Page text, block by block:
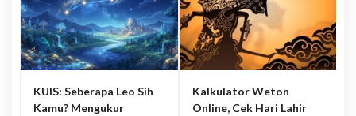
KUIS: Seberapa Leo Sih
Kamu? Mengukur
Kalkulator Weton
Online, Cek Hari Lahir